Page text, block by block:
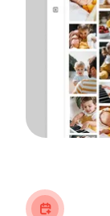
calendar_plus